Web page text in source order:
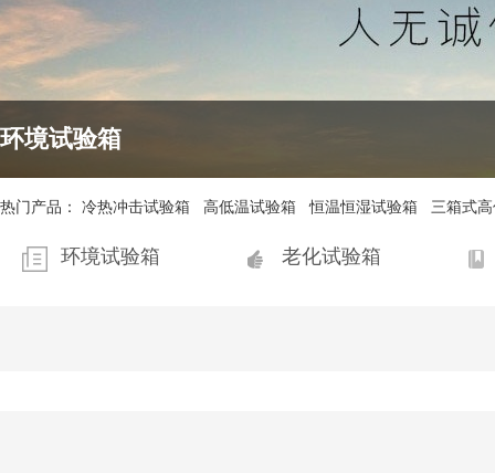
环境试验箱
热门产品： 冷热冲击试验箱 高低温试验箱 恒温恒湿试验箱 三箱式
环境试验箱 老化试验箱